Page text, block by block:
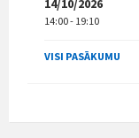
14/10/2026
14:00 - 19:10
VISI PASĀKUMU